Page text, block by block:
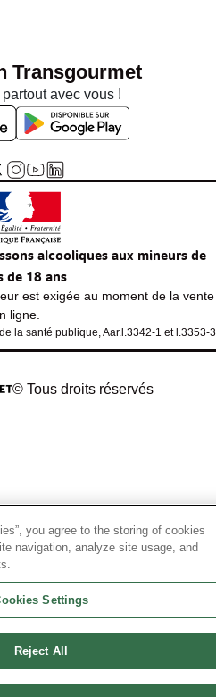
Transgourmet
avec vous !
alcooliques aux mineurs de
de 18 ans
est exigée au moment de la vente
ligne.
la santé publique, Aar.l.3342-1 et l.3353-3
© Tous droits réservés
you agree to the storing of cookies
navigation, analyze site usage, and
Settings
Reject All